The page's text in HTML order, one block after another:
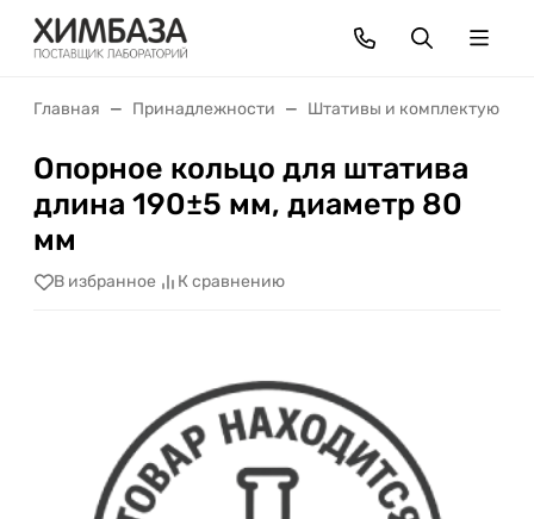
Главная Принадлежности Штативы и комплектующие
Опорное кольцо для штатива
длина 190±5 мм, диаметр 80
мм
В избранное К сравнению